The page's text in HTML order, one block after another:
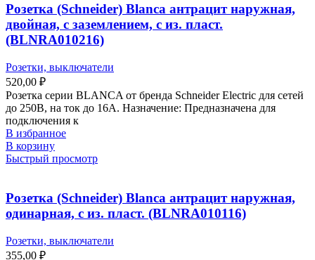
Розетка (Schneider) Blanca антрацит наружная,
двойная, с заземлением, с из. пласт.
(BLNRA010216)
Розетки, выключатели
520,00 ₽
Розетка серии BLANCA от бренда Schneider Electric для сетей
до 250В, на ток до 16А. Назначение: Предназначена для
подключения к
В избранное
В корзину
Быстрый просмотр
Розетка (Schneider) Blanca антрацит наружная,
одинарная, с из. пласт. (BLNRA010116)
Розетки, выключатели
355,00 ₽